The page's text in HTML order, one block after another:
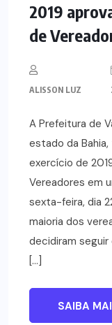
2019
de
ALISSON LUZ
A Prefeitura de
estado da
exercício de
Vereadores em
sexta-feira, dia
maioria dos
decidiram
[…]
SAIBA